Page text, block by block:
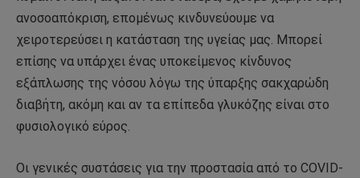
ανοσοαπόκριση, επομένως κινδυνεύουμε να
χειροτερεύσει η κατάσταση της υγείας μας. Μπορεί
επίσης να υπάρχει ένας υποκείμενος κίνδυνος
εξάπλωσης της νόσου λόγω της ύπαρξης σακχαρώδη
διαβήτη, ακόμη και αν τα επίπεδα γλυκόζης είναι στο
φυσιολογικό εύρος.
Οι γενικές συστάσεις για την προστασία από το COVID-